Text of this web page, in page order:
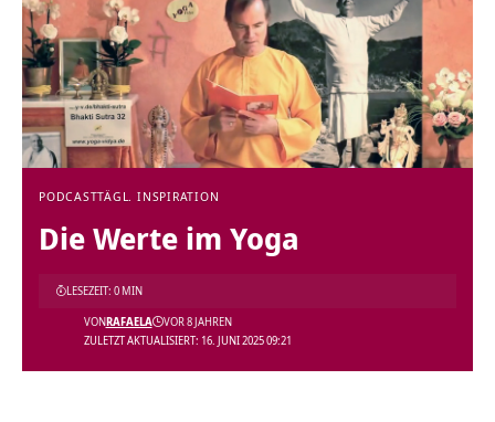
PODCASTTÄGL. INSPIRATION
Die Werte im Yoga
ZULETZT AKTUALISIERT: 16. JUNI 2025 09:21
VONRAFAELA VOR 8 JAHREN
LESEZEIT: 0 MIN